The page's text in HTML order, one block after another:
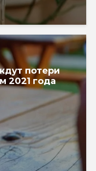
потери
2021 года